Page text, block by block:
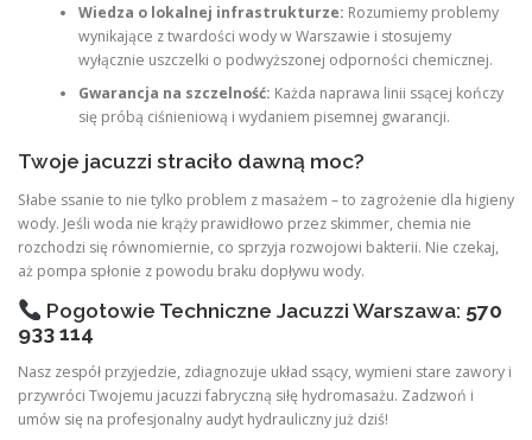
Wiedza o lokalnej infrastrukturze: Rozumiemy problemy
wynikające z twardości wody w Warszawie i stosujemy
wyłącznie uszczelki o podwyższonej odporności chemicznej.
Gwarancja na szczelność: Każda naprawa linii ssącej kończy
się próbą ciśnieniową i wydaniem pisemnej gwarancji.
Twoje jacuzzi straciło dawną moc?
Słabe ssanie to nie tylko problem z masażem – to zagrożenie dla higieny
wody. Jeśli woda nie krąży prawidłowo przez skimmer, chemia nie
rozchodzi się równomiernie, co sprzyja rozwojowi bakterii. Nie czekaj,
aż pompa spłonie z powodu braku dopływu wody.
Pogotowie Techniczne Jacuzzi Warszawa: 570
933 114
Nasz zespół przyjedzie, zdiagnozuje układ ssący, wymieni stare zawory i
przywróci Twojemu jacuzzi fabryczną siłę hydromasażu. Zadzwoń i
umów się na profesjonalny audyt hydrauliczny już dziś!